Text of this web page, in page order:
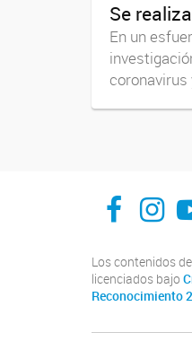
Se
En un
coronavirus
Los contenidos
licenciados bajo
Reconocimiento